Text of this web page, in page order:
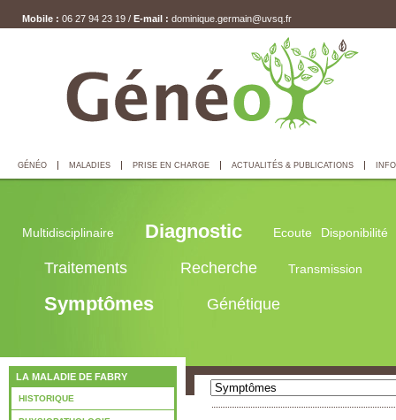
Mobile : 06 27 94 23 19 / E-mail : dominique.germain@uvsq.fr
GÉNÉO MALADIES PRISE EN CHARGE ACTUALITÉS & PUBLICATIONS
Multidisciplinaire Diagnostic Ecoute Disponibilité
Traitements Recherche Transmission
Symptômes Génétique
LA MALADIE DE FABRY
HISTORIQUE